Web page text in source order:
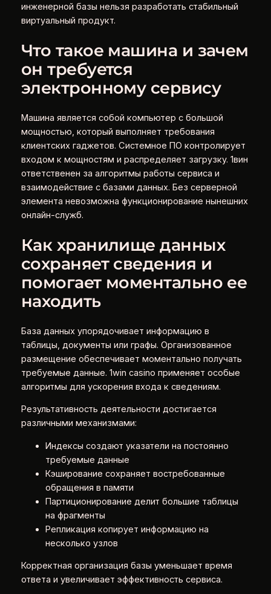
инженерной базы нельзя разработать стабильный
виртуальный продукт.
Что такое машина и зачем
он требуется
электронному сервису
Машина является собой компьютер с большой
мощностью, который выполняет требования
клиентских гаджетов. Системное ПО контролирует
входом к мощностям и распределяет загрузку. 1вин
ответственен за алгоритмы работы сервиса и
взаимодействие с базами данных. Без серверной
элемента невозможна функционирование нынешних
онлайн-служб.
Как хранилище данных
сохраняет сведения и
помогает моментально ее
находить
База данных упорядочивает информацию в
таблицы, документы или графы. Организованное
размещение обеспечивает моментально получать
требуемые данные. 1win casino применяет особые
алгоритмы для ускорения входа к сведениям.
Результативность деятельности достигается
различными механизмами:
Индексы создают указатели на постоянно
требуемые данные
Кэширование сохраняет востребованные
обращения в памяти
Партиционирование делит большие таблицы
на фрагменты
Репликация копирует информацию на
несколько узлов
Корректная организация базы уменьшает время
ответа и увеличивает эффективность сервиса.